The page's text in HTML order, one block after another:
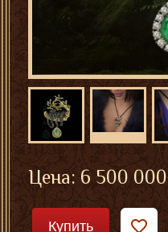
Цена:6 500 000
Купить